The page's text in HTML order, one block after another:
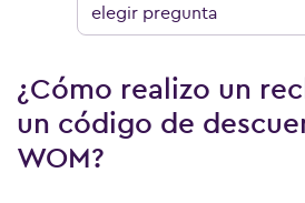
¿Cómo realizo un
un código de
WOM?
elegir pregunta